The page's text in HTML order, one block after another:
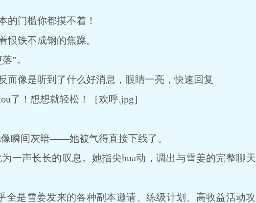
门槛你都摸不着！
铁不成钢的焦躁。
”。
像是听到了什么好消息，眼睛一亮，快速回复
！想想就轻松！［欢呼.jpg］
瞬间灰暗——她被气得直接下线了。
声长长的叹息。她指尖hua动，调出与雪姜的完整聊天
是雪姜发来的各种副本邀请、练级计划、高收益活动攻